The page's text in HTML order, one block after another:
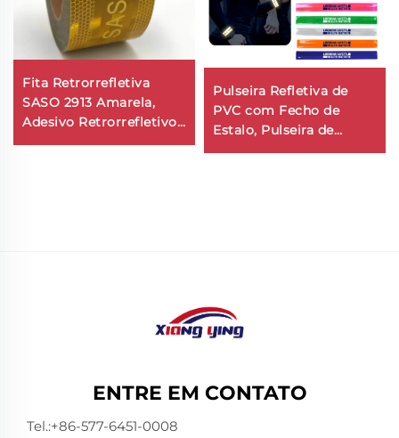
Fita Retrorrefletiva
SASO 2913 Amarela,
Adesivo Retrorrefletivo
para Caminhão e
Pulseira Refletiva de
PVC com Fecho de
Estalo, Pulseira de
ENTRE EM CONTATO
Tel.:+86-577-6451-0008